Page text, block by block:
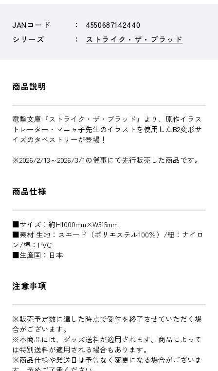
JANコード
4550687142440
シリーズ
ストライク・ザ・ブラッド
商品説明
電撃文庫『ストライク・ザ・ブラッド』より、原作イラス
トレーター・マニャ子先生のイラストを使用したB2変形サ
イズのタペストリーが登場！
※2026/2/13～2026/3/1の催事にて先行販売した商品です。
商品仕様
■サイズ：約H1000mm×W515mm
■素材 生地：スエード（ポリエステル100％）/紐：ナイロ
ン/棒：PVC
■生産国：日本
注意事項
※販売予定数に達した時点で受付を終了させていただく場
合がございます。
※本商品には、グッズ送料が適用されます。商品によって
は特別送料が適用される場合もあります。
※商品仕様や発送日は予告なく変更になる場合がございま